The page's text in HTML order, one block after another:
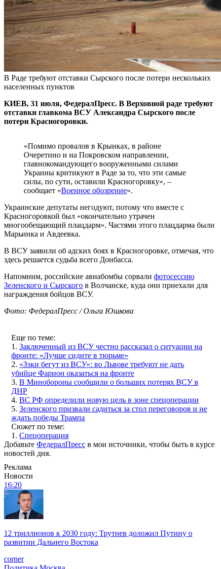
В Раде требуют отставки Сырского после потери нескольких
населенных пунктов
КИЕВ, 31 июля, ФедералПресс. В Верховной раде требуют
отставки главкома ВСУ Александра Сырского после
потери Красногоровки.
«Помимо провалов в Крынках, в районе
Очеретино и на Покровском направлении,
главнокомандующего вооруженными силами
Украины критикуют в Раде за то, что эти самые
силы, по сути, оставили Красногоровку», –
сообщает «Военное обозрение».
Украинские депутаты негодуют, потому что вместе с
Красногоровкой был «окончательно утрачен
многообещающий плацдарм». Частями этого плацдарма были
Марьинка и Авдеевка.
В ВСУ заявили об адских боях в Красногоровке, отмечая, что
здесь решается судьба всего Донбасса.
Напомним, российские авиабомбы сорвали фотосессию
Зеленского и Сырского в Волчанске, куда они приехали для
награждения бойцов ВСУ.
Фото: ФедералПресс / Ольга Юшкова
Еще по теме:
1. Заключенный из ВСУ честно рассказал о ситуации на
фронте: «Лучше сидите в тюрьме»
2. «Зэки бегут из ВСУ»: во Львове требуют не дать
убийце Фарион оказаться на фронте
3. В Минобороны сообщили о больших потерях ВСУ в
ДНР
4. ВС РФ определили новую цель в зоне спецоперации
5. Зеленского призвали садиться за стол переговоров и не
ждать победы Трампа
Сюжет по теме:
1. Спецоперация
Добавьте ФедералПресс в мои источники, чтобы быть в курсе
новостей дня.
Реклама
Новости
16:20
12 триллионов к 2030 году: Трутнев доложил Путину о
развитии Дальнего Востока
corner